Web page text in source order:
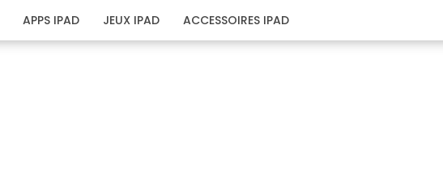
APPS IPAD JEUX IPAD ACCESSOIRES IPAD